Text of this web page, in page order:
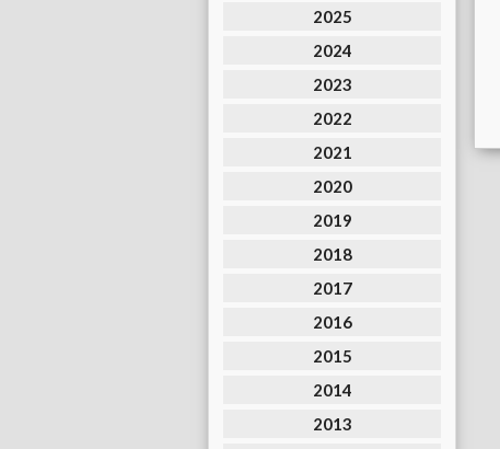
2025
2024
2023
2022
2021
2020
2019
2018
2017
2016
2015
2014
2013